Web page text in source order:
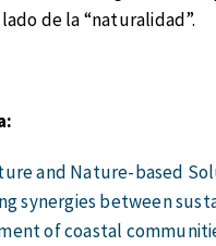
de la “naturalidad”.
and Nature-based
synergies between
of coastal